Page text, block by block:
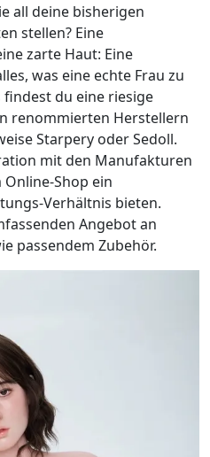
all deine bisherigen
stellen? Eine
zarte Haut: Eine
was eine echte Frau zu
du eine riesige
renommierten Herstellern
Starpery oder Sedoll.
mit den Manufakturen
Shop ein
Verhältnis bieten.
Angebot an
passendem Zubehör.